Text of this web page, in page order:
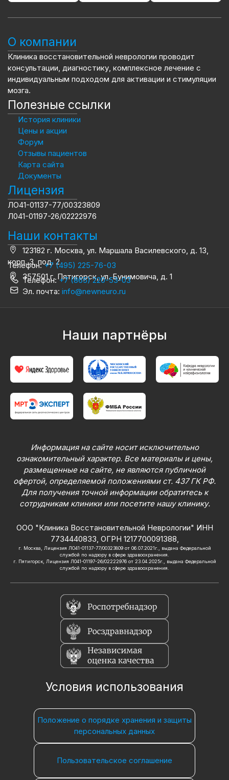
О компании
Клиника восстановительной неврологии проводит
консультации, диагностику, комплексное лечение с
индивидуальным подходом для активации и стимуляции
мозга.
Полезные ссылки
История клиники
Цены и акции
Форум
Отзывы пациентов
Карта сайта
Документы
Лицензия
ЛО41-01137-77/00323809
Л041-01197-26/02222976
Наши контакты
123182 г. Москва, ул. Маршала Василевского, д. 13,
корп. 3, под. 2
Телефон:+7 (495) 225-76-03
357501 г. Пятигорск, ул. Бунимовича, д. 1
Телефон:+7 (865) 220-53-03
Эл. почта: info@newneuro.ru
Наши партнёры
Информация на сайте носит исключительно
ознакомительный характер. Все материалы и цены,
размещенные на сайте, не являются публичной
офертой, определяемой положениями ст. 437 ГК РФ.
Для получения точной информации обратитесь к
сотрудникам клиники или посетите нашу клинику.
ООО "Клиника Восстановительной Неврологии" ИНН
7734440833, ОГРН 1217700091388,
г. Москва, Лицензия ЛО41-01137-77/00323809 от 06.07.2021г., выдана Федеральной
службой по надзору в сфере здравоохранения.
г. Пятигорск, Лицензия Л041-01197-26/02222976 от 23.04.2025г., выдана Федеральной
службой по надзору в сфере здравоохранения.
Условия использования
Положение о порядке хранения и защиты
персональных данных
Пользовательское соглашение